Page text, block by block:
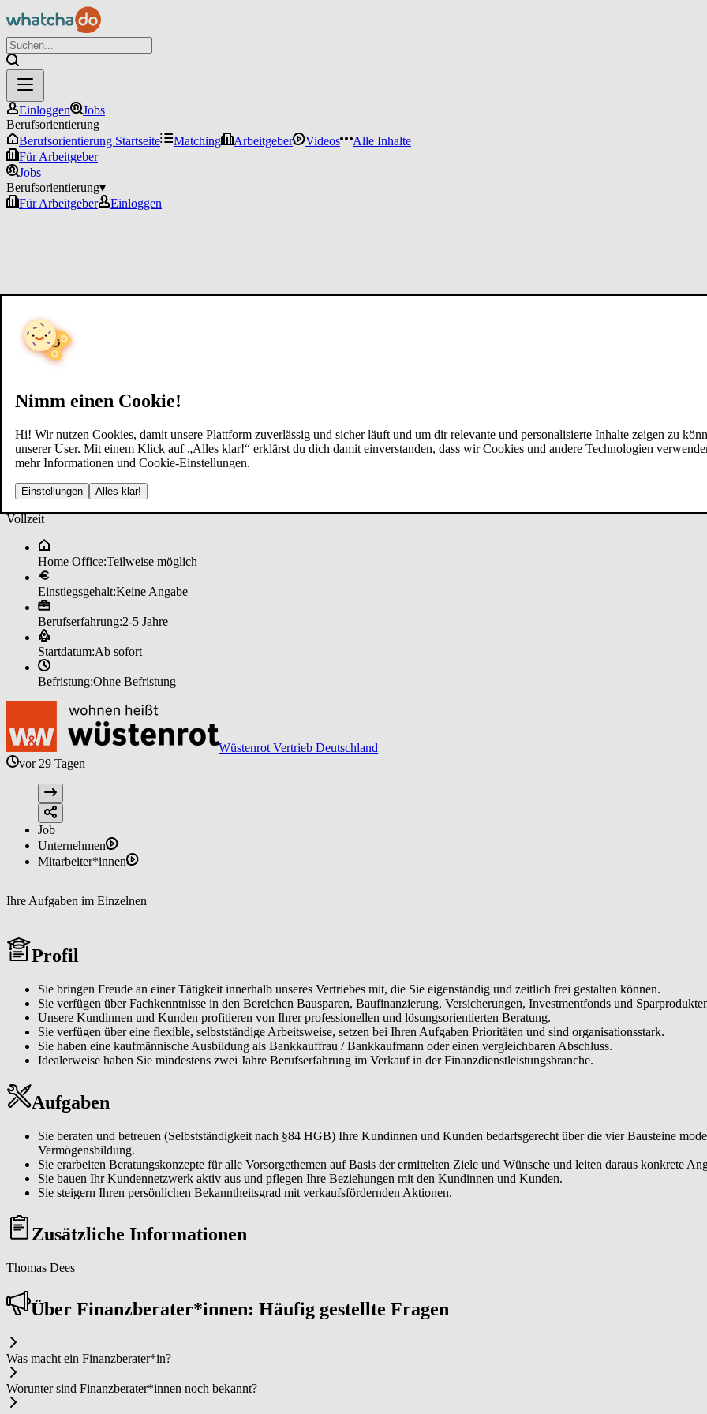
Nimm einen Cookie!
Hi! Wir nutzen Cookies, damit unsere Plattform zuverlässig und sicher läuft und um dir relevante und personalisierte Inhalte zeigen zu
unserer User. Mit einem Klick auf „Alles klar!“ erklärst du dich damit einverstanden, dass wir Cookies und andere Technologien
mehr Informationen und Cookie-Einstellungen.
Einstellungen Alles klar!
Einloggen
Jobs
Berufsorientierung
Berufsorientierung Startseite
Matching Arbeitgeber Videos
Alle Inhalte
Für Arbeitgeber
Jobs
Berufsorientierung▾
Für Arbeitgeber
Einloggen
Fi­nan­zie­rungs­be­ra­ter (m/w/d) ­mit Kun­den­be­stan­d bei un­de­fi­ned
Vollzeit
Home Office:Teilweise möglich
Einstiegsgehalt:Keine Angabe
Berufserfahrung:2-5 Jahre
Startdatum:Ab sofort
Befristung:Ohne Befristung
Wüstenrot Vertrieb Deutschland
vor 29 Tagen
Job
Unternehmen
Mitarbeiter*innen
Ihre Aufgaben im Einzelnen
Profil
Sie bringen Freude an einer Tätigkeit innerhalb unseres Vertriebes mit, die Sie eigenständig und zeitlich frei gestalten können.
Sie verfügen über Fachkenntnisse in den Bereichen Bausparen, Baufinanzierung, Versicherungen, Investmentfonds und
Unsere Kundinnen und Kunden profitieren von Ihrer professionellen und lösungsorientierten Beratung.
Sie verfügen über eine flexible, selbstständige Arbeitsweise, setzen bei Ihren Aufgaben Prioritäten und sind organisationsstark.
Sie haben eine kaufmännische Ausbildung als Bankkauffrau / Bankkaufmann oder einen vergleichbaren Abschluss.
Idealerweise haben Sie mindestens zwei Jahre Berufserfahrung im Verkauf in der Finanzdienstleistungsbranche.
Aufgaben
Sie beraten und betreuen (Selbstständigkeit nach §84 HGB) Ihre Kundinnen und Kunden bedarfsgerecht über die vier Bausteine
Vermögensbildung.
Sie erarbeiten Beratungskonzepte für alle Vorsorgethemen auf Basis der ermittelten Ziele und Wünsche und leiten daraus konkrete
Sie bauen Ihr Kundennetzwerk aktiv aus und pflegen Ihre Beziehungen mit den Kundinnen und Kunden.
Sie steigern Ihren persönlichen Bekanntheitsgrad mit verkaufsfördernden Aktionen.
Zusätzliche Informationen
Thomas Dees
Über Fi­nanz­be­ra­ter*in­nen: Häufig gestellte Fragen
Was macht ein Fi­nanz­be­ra­ter*in?
Worunter sind Fi­nanz­be­ra­ter*in­nen noch bekannt?